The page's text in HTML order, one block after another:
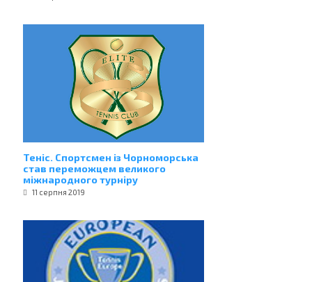
Теніс. Спортсмен із Чорноморська
став переможцем великого
міжнародного турніру
11 серпня 2019